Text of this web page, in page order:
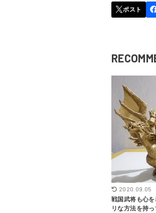
2020.09.05
戦国武将も心
リな方法を持